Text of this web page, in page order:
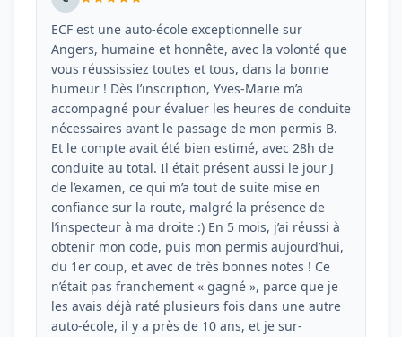
ECF est une auto-école exceptionnelle sur
Angers, humaine et honnête, avec la volonté que
vous réussissiez toutes et tous, dans la bonne
humeur ! Dès l’inscription, Yves-Marie m’a
accompagné pour évaluer les heures de conduite
nécessaires avant le passage de mon permis B.
Et le compte avait été bien estimé, avec 28h de
conduite au total. Il était présent aussi le jour J
de l’examen, ce qui m’a tout de suite mise en
confiance sur la route, malgré la présence de
l’inspecteur à ma droite :) En 5 mois, j’ai réussi à
obtenir mon code, puis mon permis aujourd’hui,
du 1er coup, et avec de très bonnes notes ! Ce
n’était pas franchement « gagné », parce que je
les avais déjà raté plusieurs fois dans une autre
auto-école, il y a près de 10 ans, et je sur-